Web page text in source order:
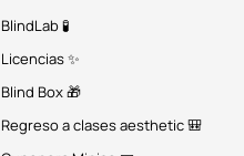
BlindLab 🧪
Licencias ✨
Blind Box 🎁
Regreso a clases aesthetic 🎒